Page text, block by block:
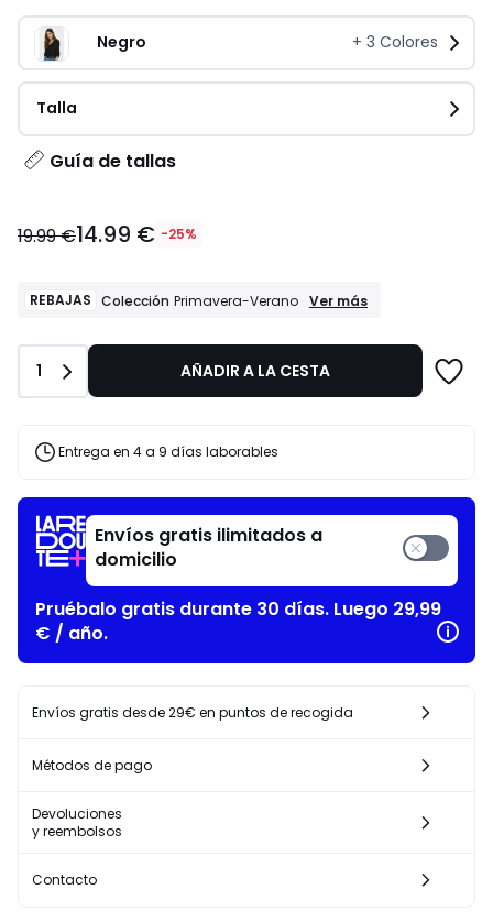
Negro + 3 Colores
Talla
Guía de tallas
€
de
€
25%
descuento
19.99 €14.99 € -25%
REBAJAS Colección Primavera-Verano REBAJAS
Ver más
Cantidad
1 AÑADIR A LA CESTA
Entrega en 4 a 9 días laborables
Envíos gratis ilimitados a
domicilio
Pruébalo gratis durante 30 días. Luego 29,99
€ / año.
Envíos gratis desde 29€ en puntos de recogida
Métodos de pago
Devoluciones
y reembolsos
Contacto